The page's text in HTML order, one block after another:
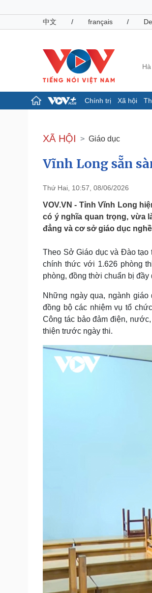
中文
/ français /
Chính trị Xã hội
Đảng
Tổ chức nhân sự
Nhận diện sự thật
Pháp luật
Vụ án
Tin nóng
Sức khỏe
Cây thuốc
Sản phụ khoa
Nhi khoa
Nam khoa
Phòng mạch online
Ăn sạch sống khỏe
XÃ HỘI Giáo dục
Vĩnh Long sẵn
Thứ Hai, 10:57, 08/06/2026
VOV.VN - Tỉnh Vĩnh Long
có ý nghĩa quan trọng, vừa
đẳng và cơ sở giáo dục
Theo Sở Giáo dục và Đào tạo
chính thức với 1.626 phòng
phòng, đồng thời chuẩn bị
Những ngày qua, ngành
đồng bộ các nhiệm vụ tổ
Công tác bảo đảm điện,
thiện trước ngày thi.